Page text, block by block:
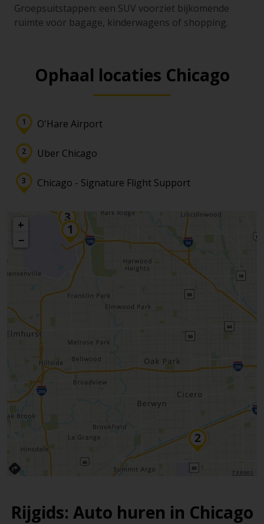
Groepsuitstappen: een SUV voorziet bijkomende
ruimte voor bagage, kinderwagens of shopping.
Ophaal locaties Chicago
O'Hare Airport
Uber Chicago
Chicago - Signature Flight Support
+
−
Rijgids: Auto huren in Chicago